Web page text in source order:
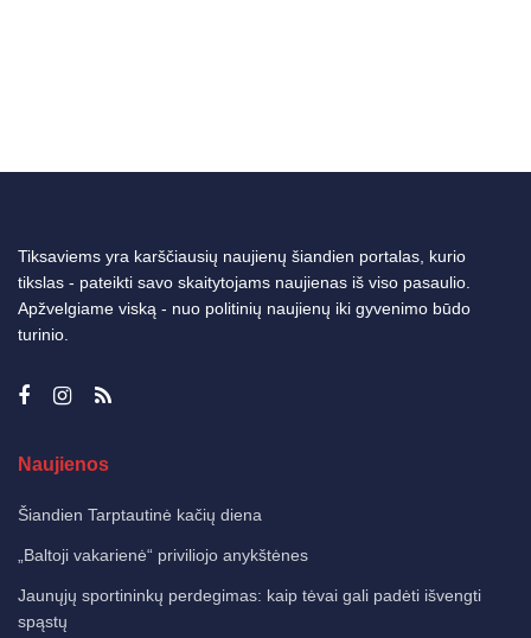
Tiksaviems yra karščiausių naujienų šiandien portalas, kurio
tikslas - pateikti savo skaitytojams naujienas iš viso pasaulio.
Apžvelgiame viską - nuo politinių naujienų iki gyvenimo būdo
turinio.
Naujienos
Šiandien Tarptautinė kačių diena
„Baltoji vakarienė“ priviliojo anykštėnes
Jaunųjų sportininkų perdegimas: kaip tėvai gali padėti išvengti
spąstų